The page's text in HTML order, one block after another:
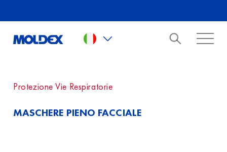
Protezione Vie Respiratorie
MASCHERE PIENO FACCIALE